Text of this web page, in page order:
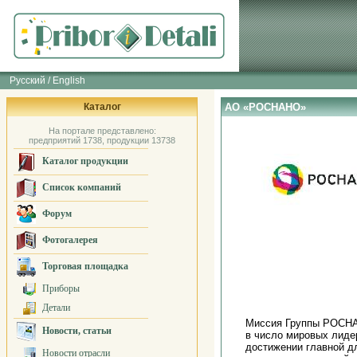
Русский / English
Каталог
На портале представлено:
предприятий 1738, продукции 13738
Каталог продукции
Список компаний
Форум
Фотогалерея
Торговая площадка
Приборы
Детали
Новости, статьи
Новости отрасли
АО «РОСНАНО»
Миссия Группы
в число мировых
достижении главной